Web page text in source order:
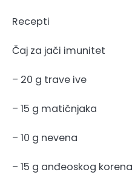
Recepti
Čaj za jači imunitet
– 20 g trave ive
– 15 g matičnjaka
– 10 g nevena
– 15 g anđeoskog korena